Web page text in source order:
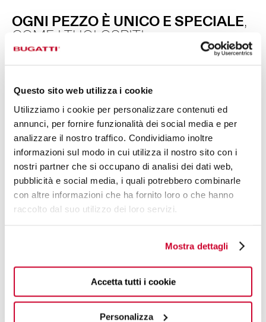
Questo sito web utilizza i cookie
Utilizziamo i cookie per personalizzare contenuti ed
annunci, per fornire funzionalità dei social media e per
analizzare il nostro traffico. Condividiamo inoltre
informazioni sul modo in cui utilizza il nostro sito con i
nostri partner che si occupano di analisi dei dati web,
pubblicità e social media, i quali potrebbero combinarle
con altre informazioni che ha fornito loro o che hanno
raccolto dal suo utilizzo dei loro servizi.
Mostra dettagli
Accetta tutti i cookie
Personalizza
OGNI PEZZO È UNICO E SPECIALE,
COME I TUOI OSPITI.
Aladdin nasce dall’incontro tra bellezza e funzionalità:
con una ghiera intrecciata disponibile in versione lucida,
tramite la lavorazione manuale di lastre in acrilico, che
rendono ogni pezzo unico e differente per venature e